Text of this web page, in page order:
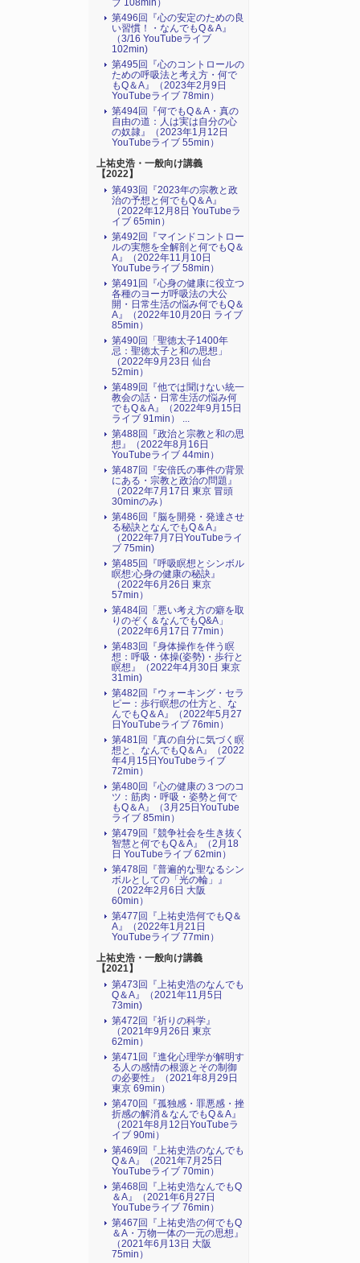
ブ 108min）
第496回『心の安定のための良
い習慣！・なんでもQ＆A』
（3/16 YouTubeライブ
102min)
第495回『心のコントロールの
ための呼吸法と考え方・何で
もQ＆A』（2023年2月9日
YouTubeライブ 78min）
第494回『何でもQ＆A・真の
自由の道：人は実は自分の心
の奴隷』（2023年1月12日
YouTubeライブ 55min）
上祐史浩・一般向け講義
【2022】
第493回『2023年の宗教と政
治の予想と何でもQ＆A』
（2022年12月8日 YouTubeラ
イブ 65min）
第492回『マインドコントロー
ルの実態を全解剖と何でもQ＆
A』（2022年11月10日
YouTubeライブ 58min）
第491回『心身の健康に役立つ
各種のヨーガ呼吸法の大公
開・日常生活の悩み何でもQ＆
A』（2022年10月20日 ライブ
85min）
第490回「聖徳太子1400年
忌：聖徳太子と和の思想」
（2022年9月23日 仙台
52min）
第489回『他では聞けない統一
教会の話・日常生活の悩み何
でもQ＆A』（2022年9月15日
ライブ 91min） ...
第488回『政治と宗教と和の思
想』（2022年8月16日
YouTubeライブ 44min）
第487回『安倍氏の事件の背景
にある・宗教と政治の問題』
（2022年7月17日 東京 冒頭
30minのみ）
第486回『脳を開発・発達させ
る秘訣となんでもQ＆A』
（2022年7月7日YouTubeライ
ブ 75min)
第485回『呼吸瞑想とシンボル
瞑想:心身の健康の秘訣』
（2022年6月26日 東京
57min）
第484回「悪い考え方の癖を取
りのぞく＆なんでもQ&A」
（2022年6月17日 77min）
第483回『身体操作を伴う瞑
想：呼吸・体操(姿勢)・歩行と
瞑想』（2022年4月30日 東京
31min)
第482回『ウォーキング・セラ
ピー：歩行瞑想の仕方と、な
んでもQ＆A』（2022年5月27
日YouTubeライブ 76min）
第481回『真の自分に気づく瞑
想と、なんでもQ＆A』（2022
年4月15日YouTubeライブ
72min）
第480回『心の健康の３つのコ
ツ：筋肉・呼吸・姿勢と何で
もQ＆A』（3月25日YouTube
ライブ 85min）
第479回『競争社会を生き抜く
智慧と何でもQ＆A』（2月18
日 YouTubeライブ 62min）
第478回『普遍的な聖なるシン
ボルとしての「光の輪」』
（2022年2月6日 大阪
60min）
第477回『上祐史浩何でもQ＆
A』（2022年1月21日
YouTubeライブ 77min）
上祐史浩・一般向け講義
【2021】
第473回『上祐史浩のなんでも
Q＆A』（2021年11月5日
73min)
第472回『祈りの科学』
（2021年9月26日 東京
62min）
第471回『進化心理学が解明す
る人の感情の根源とその制御
の必要性』（2021年8月29日
東京 69min）
第470回『孤独感・罪悪感・挫
折感の解消＆なんでもQ＆A』
（2021年8月12日YouTubeラ
イブ 90mi）
第469回『上祐史浩のなんでも
Q＆A』（2021年7月25日
YouTubeライブ 70min）
第468回『上祐史浩なんでもQ
＆A』（2021年6月27日
YouTubeライブ 76min）
第467回『上祐史浩の何でもQ
＆A・万物一体の一元の思想』
（2021年6月13日 大阪
75min）